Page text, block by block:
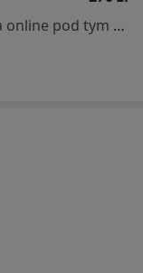
Specjalista nie oferuje umawiania online pod tym adresem.